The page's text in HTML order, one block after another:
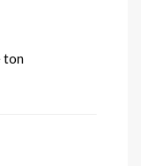
ton